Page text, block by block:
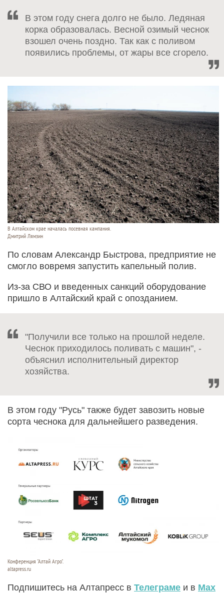
В этом году снега долго не было. Ледяная
корка образовалась. Весной озимый чеснок
взошел очень поздно. Так как с поливом
появились проблемы, от жары все сгорело.
В Алтайском крае началась посевная кампания.
Дмитрий Лямзин
По словам Александр Быстрова, предприятие не
смогло вовремя запустить капельный полив.
Из-за СВО и введенных санкций оборудование
пришло в Алтайский край с опозданием.
"Получили все только на прошлой неделе.
Чеснок приходилось поливать с машин", -
объяснил исполнительный директор
хозяйства.
В этом году "Русь" также будет завозить новые
сорта чеснока для дальнейшего разведения.
Конференция "Алтай Агро".
altapress.ru
Подпишитесь на Алтапресс в Телеграме и в Max